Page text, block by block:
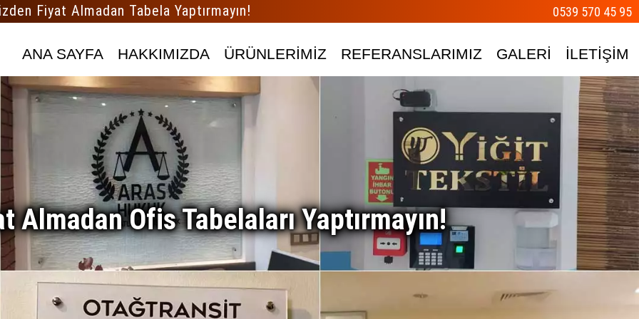
Fiyat Almadan Tabela Yaptırmayın! 0539 570 45 95
ANA SAYFA HAKKIMIZDA ÜRÜNLERİMİZ REFERANSLARIMIZ GALERİ İLETİŞİM